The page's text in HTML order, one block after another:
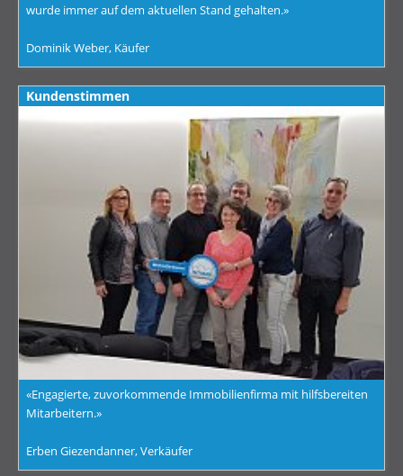
wurde immer auf dem aktuellen Stand gehalten.»
Dominik Weber, Käufer
Kundenstimmen
«Engagierte, zuvorkommende Immobilienfirma mit hilfsbereiten
Mitarbeitern.»
Erben Giezendanner, Verkäufer